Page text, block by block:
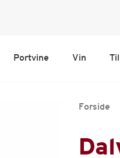
Portvine Vin
Forside